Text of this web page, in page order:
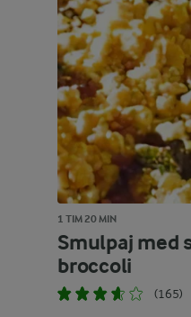
1 TIM 20 MIN
Smulpaj med
broccoli
(165)